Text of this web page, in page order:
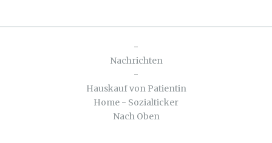
-
Nachrichten
-
Hauskauf von Patientin
Home - Sozialticker
Nach Oben